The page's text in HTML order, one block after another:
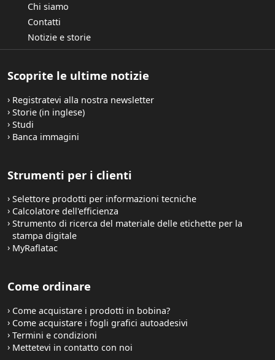
Chi siamo
Contatti
Notizie e storie
Scoprite le ultime notizie
Registratevi alla nostra newsletter
Storie (in inglese)
Studi
Banca immagini
Strumenti per i clienti
Selettore prodotti per informazioni tecniche
Calcolatore dell'efficienza
Strumento di ricerca del materiale delle etichette per la
stampa digitale
MyRaflatac
Come ordinare
Come acquistare i prodotti in bobina?
Come acquistare i fogli grafici autoadesivi
Termini e condizioni
Mettetevi in contatto con noi